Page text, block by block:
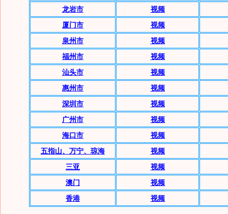
龙岩市
视频
厦门市
视频
泉州市
视频
福州市
视频
汕头市
视频
惠州市
视频
深圳市
视频
广州市
视频
海口市
视频
五指山、万宁、琼海
视频
三亚
视频
澳门
视频
香港
视频